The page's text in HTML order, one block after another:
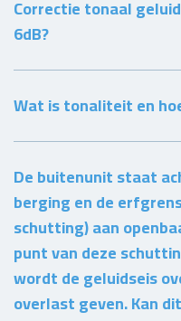
Correctie tonaal
6dB?
Wat is tonaliteit en
De buitenunit staat
berging en de
schutting) aan
punt van deze
wordt de geluidseis
overlast geven. Kan